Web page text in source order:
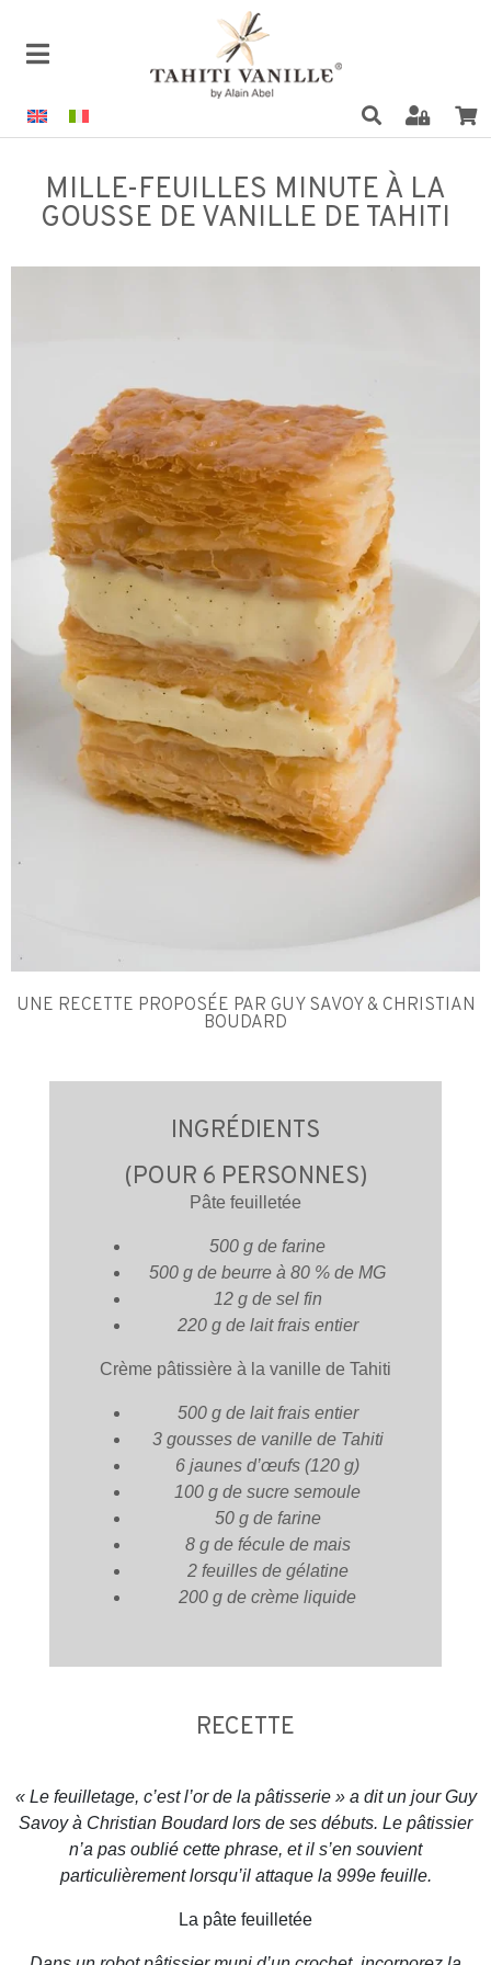
MILLE-FEUILLES MINUTE À LA
GOUSSE DE VANILLE DE TAHITI
UNE RECETTE PROPOSÉE PAR GUY SAVOY & CHRISTIAN
BOUDARD
INGRÉDIENTS
(POUR 6 PERSONNES)
Pâte feuilletée
500 g de farine
500 g de beurre à 80 % de MG
12 g de sel fin
220 g de lait frais entier
Crème pâtissière à la vanille de Tahiti
500 g de lait frais entier
3 gousses de vanille de Tahiti
6 jaunes d’œufs (120 g)
100 g de sucre semoule
50 g de farine
8 g de fécule de mais
2 feuilles de gélatine
200 g de crème liquide
RECETTE
« Le feuilletage, c’est l’or de la pâtisserie » a dit un jour Guy
Savoy à Christian Boudard lors de ses débuts. Le pâtissier
n’a pas oublié cette phrase, et il s’en souvient
particulièrement lorsqu’il attaque la 999e feuille.
La pâte feuilletée